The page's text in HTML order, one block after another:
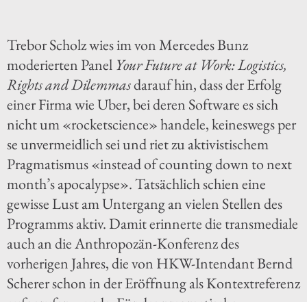
Trebor Scholz wies im von Mercedes Bunz
moderierten Panel Your Future at Work: Logistics,
Rights and Dilemmasdarauf hin, dass der Erfolg
einer Firma wie Uber, bei deren Software es sich
nicht um «rocketscience» handele, keineswegs per
se unvermeidlich sei und riet zu aktivistischem
Pragmatismus «instead of counting down to next
month’s apocalypse». Tatsächlich schien eine
gewisse Lust am Untergang an vielen Stellen des
Programms aktiv. Damit erinnerte die transmediale
auch an die Anthropozän-Konferenz des
vorherigen Jahres, die von HKW-Intendant Bernd
Scherer schon in der Eröffnung als Kontextreferenz